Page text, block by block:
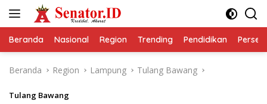
Beranda Nasional Region Trending Pendidikan
Beranda Region Lampung Tulang Bawang
Tulang Bawang